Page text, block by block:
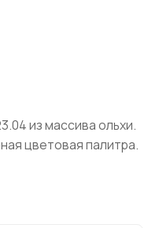
из массива ольхи.
цветовая палитра.